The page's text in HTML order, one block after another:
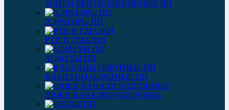
ЗОНТЫ ВЕНТИЛЯЦИОННЫЕ ПП
АЭРАТОРЫ ПП
РТИ И СМАЗКИ
ХОМУТЫ ПП
КЛАПАНЫ ОБРАТНЫЕ ПП
ЛЮКИ КАНАЛИЗАЦИОННЫЕ